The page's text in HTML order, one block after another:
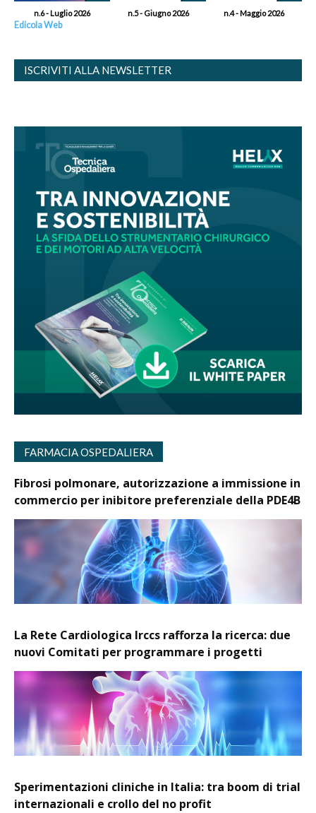
n.6 - Luglio 2026 n.5 - Giugno 2026 n.4 - Maggio 2026
Edicola Web
ISCRIVITI ALLA NEWSLETTER
FARMACIA OSPEDALIERA
Fibrosi polmonare, autorizzazione a immissione in
commercio per inibitore preferenziale della PDE4B
La Rete Cardiologica Irccs rafforza la ricerca: due
nuovi Comitati per programmare i progetti
Sperimentazioni cliniche in Italia: tra boom di trial
internazionali e crollo del no profit